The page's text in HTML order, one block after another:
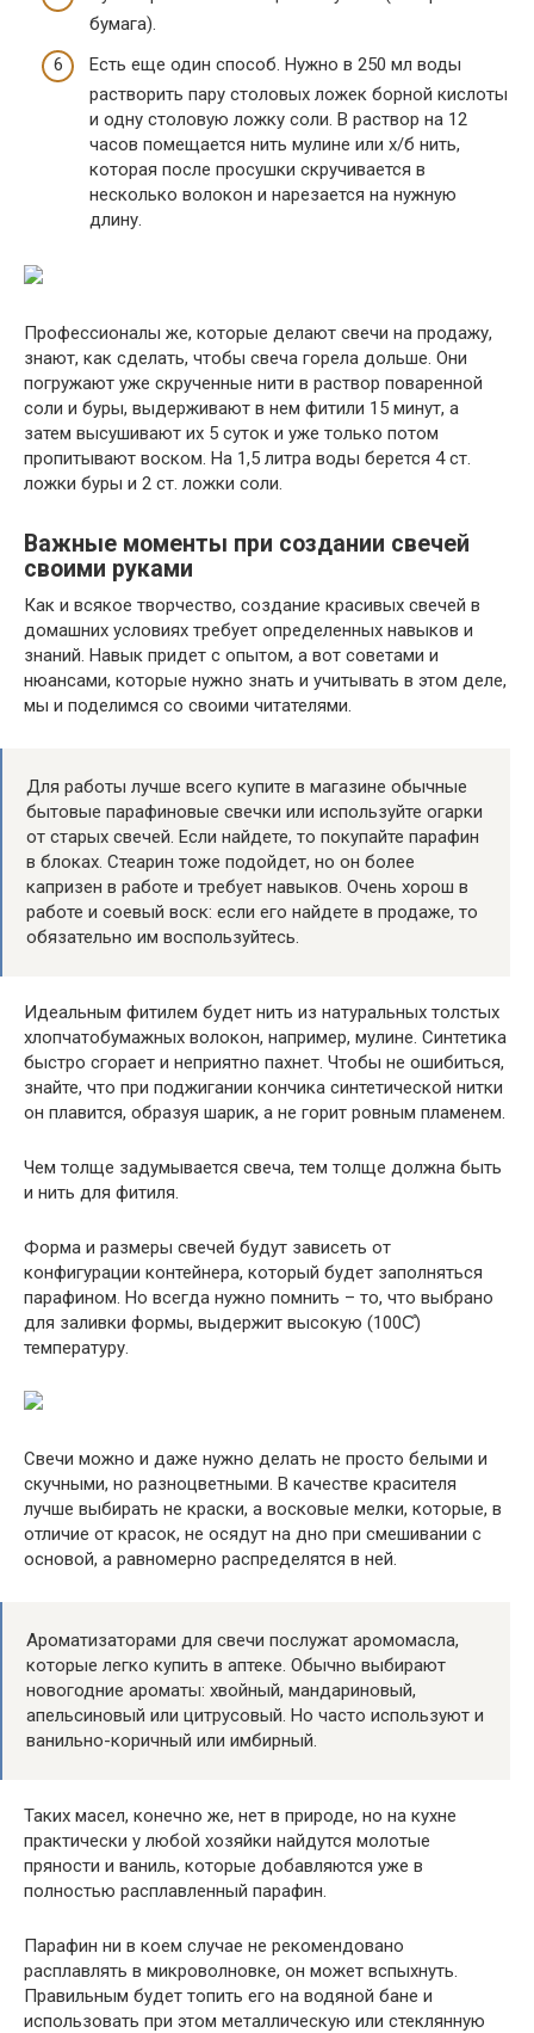
бумага).
Есть еще один способ. Нужно в 250 мл воды
растворить пару столовых ложек борной кислоты
и одну столовую ложку соли. В раствор на 12
часов помещается нить мулине или х/б нить,
которая после просушки скручивается в
несколько волокон и нарезается на нужную
длину.
Профессионалы же, которые делают свечи на продажу,
знают, как сделать, чтобы свеча горела дольше. Они
погружают уже скрученные нити в раствор поваренной
соли и буры, выдерживают в нем фитили 15 минут, а
затем высушивают их 5 суток и уже только потом
пропитывают воском. На 1,5 литра воды берется 4 ст.
ложки буры и 2 ст. ложки соли.
Важные моменты при создании свечей
своими руками
Как и всякое творчество, создание красивых свечей в
домашних условиях требует определенных навыков и
знаний. Навык придет с опытом, а вот советами и
нюансами, которые нужно знать и учитывать в этом деле,
мы и поделимся со своими читателями.
Для работы лучше всего купите в магазине обычные
бытовые парафиновые свечки или используйте огарки
от старых свечей. Если найдете, то покупайте парафин
в блоках. Стеарин тоже подойдет, но он более
капризен в работе и требует навыков. Очень хорош в
работе и соевый воск: если его найдете в продаже, то
обязательно им воспользуйтесь.
Идеальным фитилем будет нить из натуральных толстых
хлопчатобумажных волокон, например, мулине. Синтетика
быстро сгорает и неприятно пахнет. Чтобы не ошибиться,
знайте, что при поджигании кончика синтетической нитки
он плавится, образуя шарик, а не горит ровным пламенем.
Чем толще задумывается свеча, тем толще должна быть
и нить для фитиля.
Форма и размеры свечей будут зависеть от
конфигурации контейнера, который будет заполняться
парафином. Но всегда нужно помнить – то, что выбрано
для заливки формы, выдержит высокую (100С̊)
температуру.
Свечи можно и даже нужно делать не просто белыми и
скучными, но разноцветными. В качестве красителя
лучше выбирать не краски, а восковые мелки, которые, в
отличие от красок, не осядут на дно при смешивании с
основой, а равномерно распределятся в ней.
Ароматизаторами для свечи послужат аромомасла,
которые легко купить в аптеке. Обычно выбирают
новогодние ароматы: хвойный, мандариновый,
апельсиновый или цитрусовый. Но часто используют и
ванильно-коричный или имбирный.
Таких масел, конечно же, нет в природе, но на кухне
практически у любой хозяйки найдутся молотые
пряности и ваниль, которые добавляются уже в
полностью расплавленный парафин.
Парафин ни в коем случае не рекомендовано
расплавлять в микроволновке, он может вспыхнуть.
Правильным будет топить его на водяной бане и
использовать при этом металлическую или стеклянную